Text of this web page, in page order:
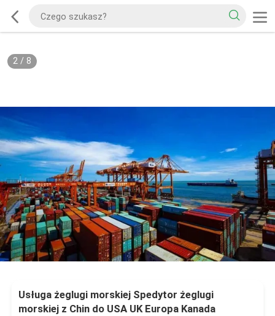
2/ 8
Usługa żeglugi morskiej Spedytor żeglugi
morskiej z Chin do USA UK Europa Kanada